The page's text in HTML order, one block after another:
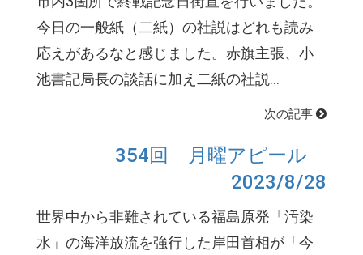
今日の一般紙（二紙）の社説はどれも読み
応えがあるなと感じました。赤旗主張、小
池書記局長の談話に加え二紙の社説...
次の記事
354回 月曜アピール
2023/8/28
世界中から非難されている福島原発「汚染
水」の海洋放流を強行した岸田首相が「今